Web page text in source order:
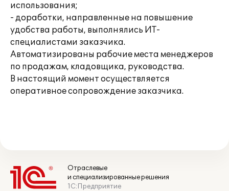
использования;
- доработки, направленные на повышение
удобства работы, выполнялись ИТ-
специалистами заказчика.
Автоматизированы рабочие места менеджеров
по продажам, кладовщика, руководства.
В настоящий момент осуществляется
оперативное сопровождение заказчика.
Отраслевые
и специализированные решения
1С:Предприятие